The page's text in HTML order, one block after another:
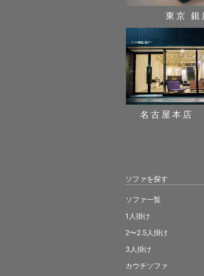
東京 銀
名古屋本店
ソファを探す
ソファ一覧
1人掛け
2〜2.5人掛け
3人掛け
カウチソファ